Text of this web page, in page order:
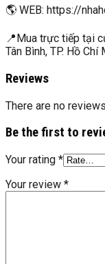
🌎 WEB: https://
📍Mua trực tiếp tại
Tân Bình, TP. Hồ Chí
Reviews
There are no
Be the first to
Your rating *
Your review *